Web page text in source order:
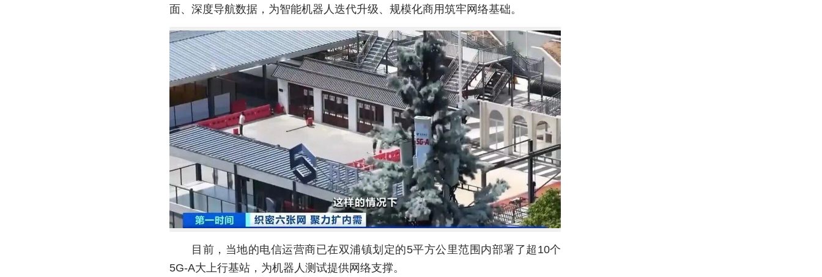
面、深度导航数据，为智能机器人迭代升级、规模化商用筑牢网络基础。
目前，当地的电信运营商已在双浦镇划定的5平方公里范围内部署了超10个
5G-A大上行基站，为机器人测试提供网络支撑。